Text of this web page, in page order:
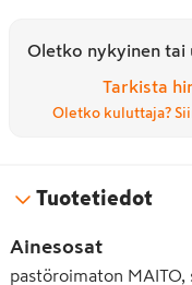
Oletko nykyinen tai
Tarkista
Oletko kuluttaja?
Tuotetiedot
Ainesosat
pastöroimaton MAITO,